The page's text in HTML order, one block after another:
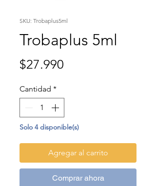
SKU: Trobaplus5ml
Trobaplus 5ml
$27.990
Cantidad *
Solo 4 disponible(s)
Agregar al carrito
Comprar ahora